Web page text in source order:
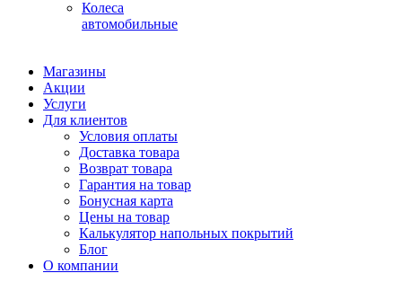
Колеса
автомобильные
Магазины
Акции
Услуги
Для клиентов
Условия оплаты
Доставка товара
Возврат товара
Гарантия на товар
Бонусная карта
Цены на товар
Калькулятор напольных покрытий
Блог
О компании